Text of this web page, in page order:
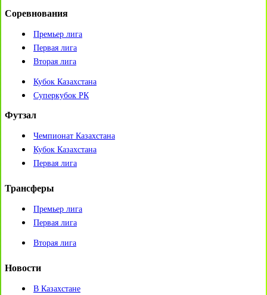
Соревнования
Премьер лига
Первая лига
Вторая лига
Кубок Казахстана
Суперкубок РК
Футзал
Чемпионат Казахстана
Кубок Казахстана
Первая лига
Трансферы
Премьер лига
Первая лига
Вторая лига
Новости
В Казахстане